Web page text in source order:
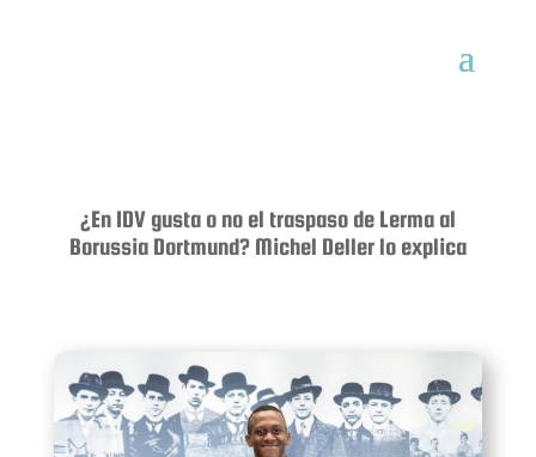
¿En IDV gusta o no el traspaso de Lerma al
Borussia Dortmund? Michel Deller lo explica